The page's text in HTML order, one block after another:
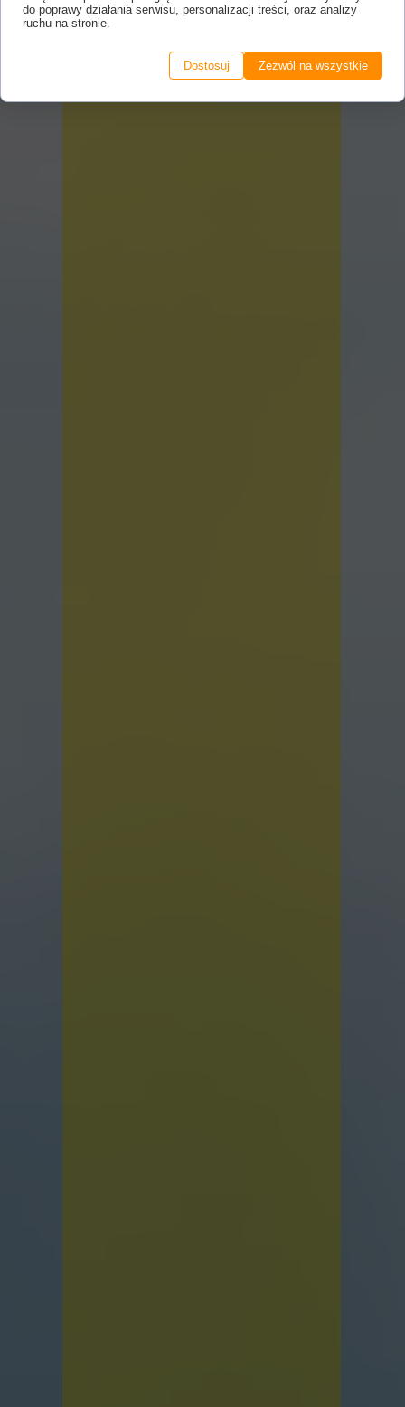
do poprawy działania serwisu, personalizacji treści, oraz analizy
ruchu na stronie.
Dostosuj Zezwól na wszystkie